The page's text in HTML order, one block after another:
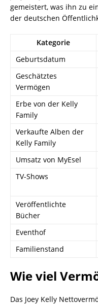
gemeistert, was ihn zu
der deutschen
Kategorie
Geburtsdatum
Geschätztes
Vermögen
Erbe von der Kelly
Family
Verkaufte Alben der
Kelly Family
Umsatz von MyEsel
TV-Shows
Veröffentlichte
Bücher
Eventhof
Familienstand
Wie viel
Das Joey Kelly